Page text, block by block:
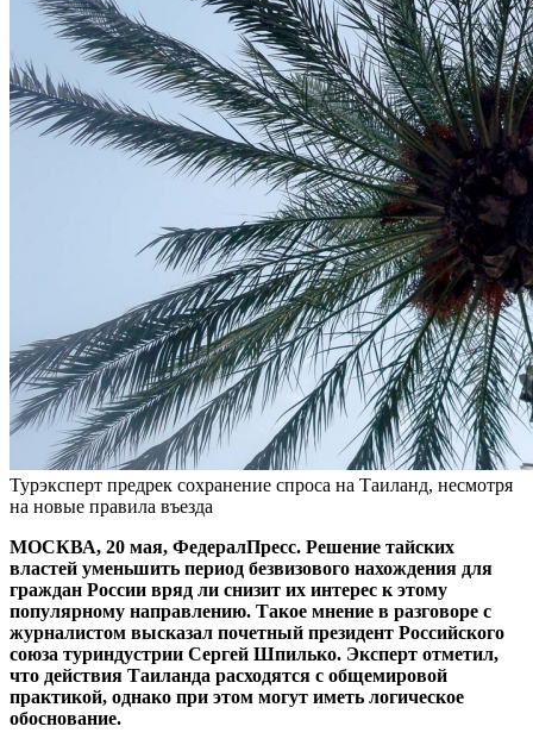
Турэксперт предрек сохранение спроса на Таиланд, несмотря
на новые правила въезда
МОСКВА, 20 мая, ФедералПресс. Решение тайских
властей уменьшить период безвизового нахождения для
граждан России вряд ли снизит их интерес к этому
популярному направлению. Такое мнение в разговоре с
журналистом высказал почетный президент Российского
союза туриндустрии Сергей Шпилько. Эксперт отметил,
что действия Таиланда расходятся с общемировой
практикой, однако при этом могут иметь логическое
обоснование.